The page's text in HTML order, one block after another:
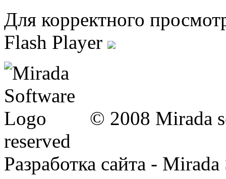
Для корректного
Flash Player
© 2008 Mirada
reserved
Разработка сайта -